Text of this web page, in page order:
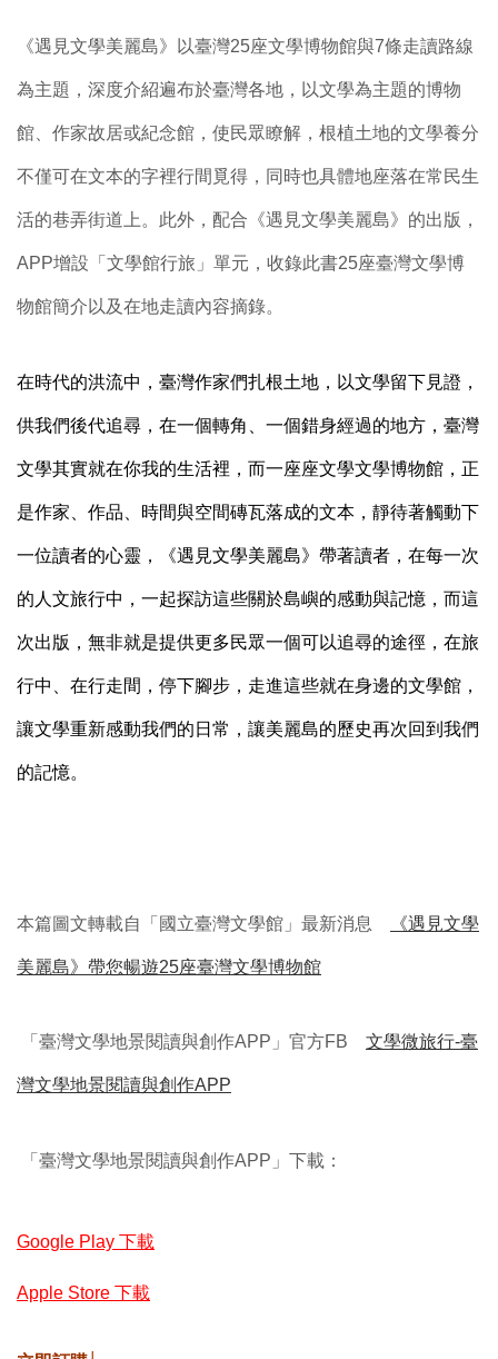
《遇見文學美麗島》以臺灣25座文學博物館與7條走讀路線
為主題，深度介紹遍布於臺灣各地，以文學為主題的博物
館、作家故居或紀念館，使民眾瞭解，根植土地的文學養分
不僅可在文本的字裡行間覓得，同時也具體地座落在常民生
活的巷弄街道上。此外， 配合《遇見文學美麗島》的出版，
APP增設「文學館行旅」單元，收錄此書25座臺灣文學博
物館簡介以及在地走讀內容摘錄。
在時代的洪流中，臺灣作家們扎根土地，以文學留下見證，
供我們後代追尋，在一個轉角、一個錯身經過的地方，臺灣
文學其實就在你我的生活裡，而一座座文學文學博物館，正
是作家、作品、時間與空間磚瓦落成的文本，靜待著觸動下
一位讀者的心靈，《遇見文學美麗島》帶著讀者，在每一次
的人文旅行中，一起探訪這些關於島嶼的感動與記憶，而這
次出版，無非就是提供更多民眾一個可以追尋的途徑，在旅
行中、在行走間，停下腳步，走進這些就在身邊的文學館，
讓文學重新感動我們的日常，讓美麗島的歷史再次回到我們
的記憶。
本篇圖文轉載自「國立臺灣文學館」最新消息 《遇見文學
美麗島》帶您暢遊25座臺灣文學博物館
「臺灣文學地景閱讀與創作APP」官方FB 文學微旅行-臺
灣文學地景閱讀與創作APP
「臺灣文學地景閱讀與創作APP」下載：
Google Play 下載
Apple Store 下載